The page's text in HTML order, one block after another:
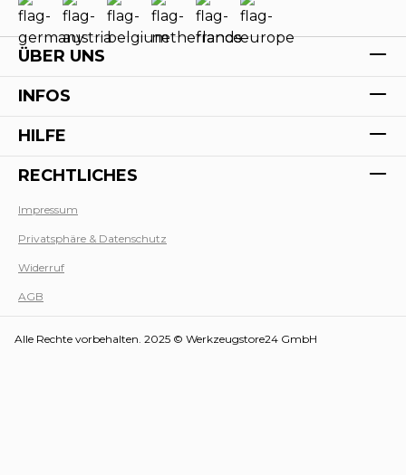
ÜBER UNS
INFOS
HILFE
RECHTLICHES
Impressum
Privatsphäre & Datenschutz
Widerruf
AGB
Alle Rechte vorbehalten. 2025 © Werkzeugstore24 GmbH